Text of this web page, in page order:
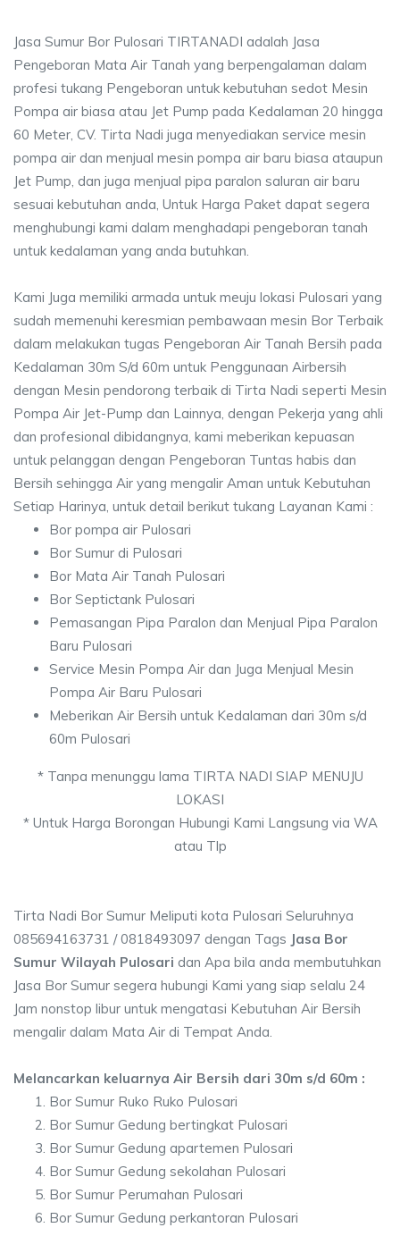
Jasa Sumur Bor Pulosari TIRTANADI adalah Jasa
Pengeboran Mata Air Tanah yang berpengalaman dalam
profesi tukang Pengeboran untuk kebutuhan sedot Mesin
Pompa air biasa atau Jet Pump pada Kedalaman 20 hingga
60 Meter, CV. Tirta Nadi juga menyediakan service mesin
pompa air dan menjual mesin pompa air baru biasa ataupun
Jet Pump, dan juga menjual pipa paralon saluran air baru
sesuai kebutuhan anda, Untuk Harga Paket dapat segera
menghubungi kami dalam menghadapi pengeboran tanah
untuk kedalaman yang anda butuhkan.
Kami Juga memiliki armada untuk meuju lokasi Pulosari yang
sudah memenuhi keresmian pembawaan mesin Bor Terbaik
dalam melakukan tugas Pengeboran Air Tanah Bersih pada
Kedalaman 30m S/d 60m untuk Penggunaan Airbersih
dengan Mesin pendorong terbaik di Tirta Nadi seperti Mesin
Pompa Air Jet-Pump dan Lainnya, dengan Pekerja yang ahli
dan profesional dibidangnya, kami meberikan kepuasan
untuk pelanggan dengan Pengeboran Tuntas habis dan
Bersih sehingga Air yang mengalir Aman untuk Kebutuhan
Setiap Harinya, untuk detail berikut tukang Layanan Kami :
Bor pompa air Pulosari
Bor Sumur di Pulosari
Bor Mata Air Tanah Pulosari
Bor Septictank Pulosari
Pemasangan Pipa Paralon dan Menjual Pipa Paralon
Baru Pulosari
Service Mesin Pompa Air dan Juga Menjual Mesin
Pompa Air Baru Pulosari
Meberikan Air Bersih untuk Kedalaman dari 30m s/d
60m Pulosari
* Tanpa menunggu lama TIRTA NADI SIAP MENUJU
LOKASI
* Untuk Harga Borongan Hubungi Kami Langsung via WA
atau Tlp
Tirta Nadi Bor Sumur Meliputi kota Pulosari Seluruhnya
085694163731 / 0818493097 dengan Tags Jasa Bor
Sumur Wilayah Pulosari dan Apa bila anda membutuhkan
Jasa Bor Sumur segera hubungi Kami yang siap selalu 24
Jam nonstop libur untuk mengatasi Kebutuhan Air Bersih
mengalir dalam Mata Air di Tempat Anda.
Melancarkan keluarnya Air Bersih dari 30m s/d 60m :
Bor Sumur Ruko Ruko Pulosari
Bor Sumur Gedung bertingkat Pulosari
Bor Sumur Gedung apartemen Pulosari
Bor Sumur Gedung sekolahan Pulosari
Bor Sumur Perumahan Pulosari
Bor Sumur Gedung perkantoran Pulosari